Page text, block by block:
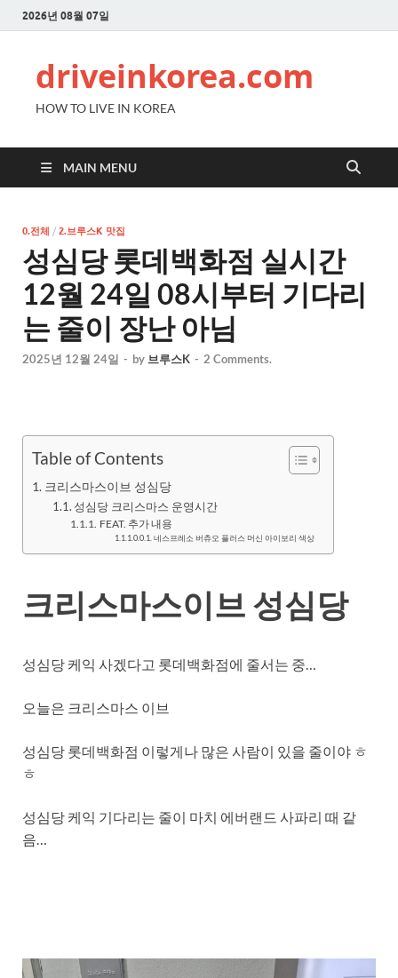
2026년 08월 07일
driveinkorea.com
HOW TO LIVE IN KOREA
MAIN MENU
0.전체 / 2.브루스K 맛집
성심당 롯데백화점 실시간
12월 24일 08시부터 기다리
는 줄이 장난 아님
2025년 12월 24일 - by 브루스K - 2 Comments.
Table of Contents
크리스마스이브 성심당
성심당 크리스마스 운영시간
FEAT. 추가 내용
네스프레소 버츄오 플러스 머신 아이보리 색상
크리스마스이브 성심당
성심당 케익 사겠다고 롯데백화점에 줄서는 중…
오늘은 크리스마스 이브
성심당 롯데백화점 이렇게나 많은 사람이 있을 줄이야 ㅎ
ㅎ
성심당 케익 기다리는 줄이 마치 에버랜드 사파리 때 같
음…